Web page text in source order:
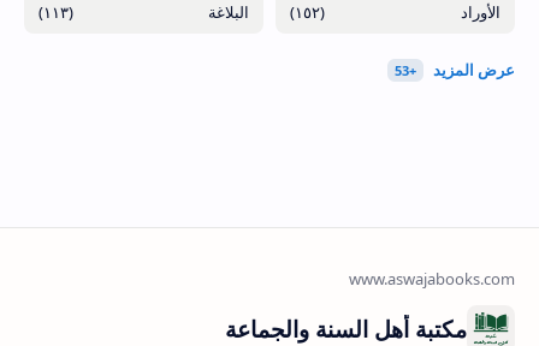
(١٥٢) (١١٣)
مكتبة أهل السنة والجماعة